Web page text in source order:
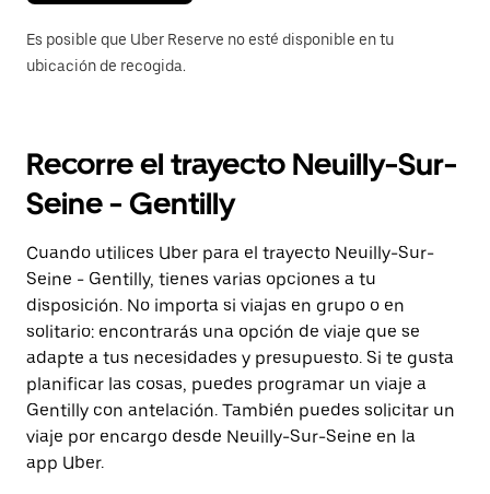
Es posible que Uber Reserve no esté disponible en tu
ubicación de recogida.
Recorre el trayecto Neuilly-Sur-
Seine - Gentilly
Cuando utilices Uber para el trayecto Neuilly-Sur-
Seine - Gentilly, tienes varias opciones a tu
disposición. No importa si viajas en grupo o en
solitario: encontrarás una opción de viaje que se
adapte a tus necesidades y presupuesto. Si te gusta
planificar las cosas, puedes programar un viaje a
Gentilly con antelación. También puedes solicitar un
viaje por encargo desde Neuilly-Sur-Seine en la
app Uber.